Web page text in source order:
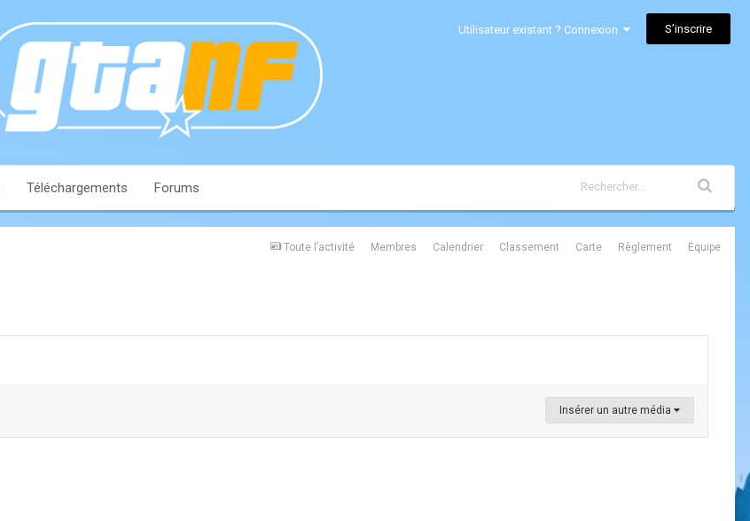
Utilisateur existant ? Connexion S’inscrire
Téléchargements Forums
Toute l’activité Membres Calendrier Classement Carte Règlement Équipe
Insérer un autre média